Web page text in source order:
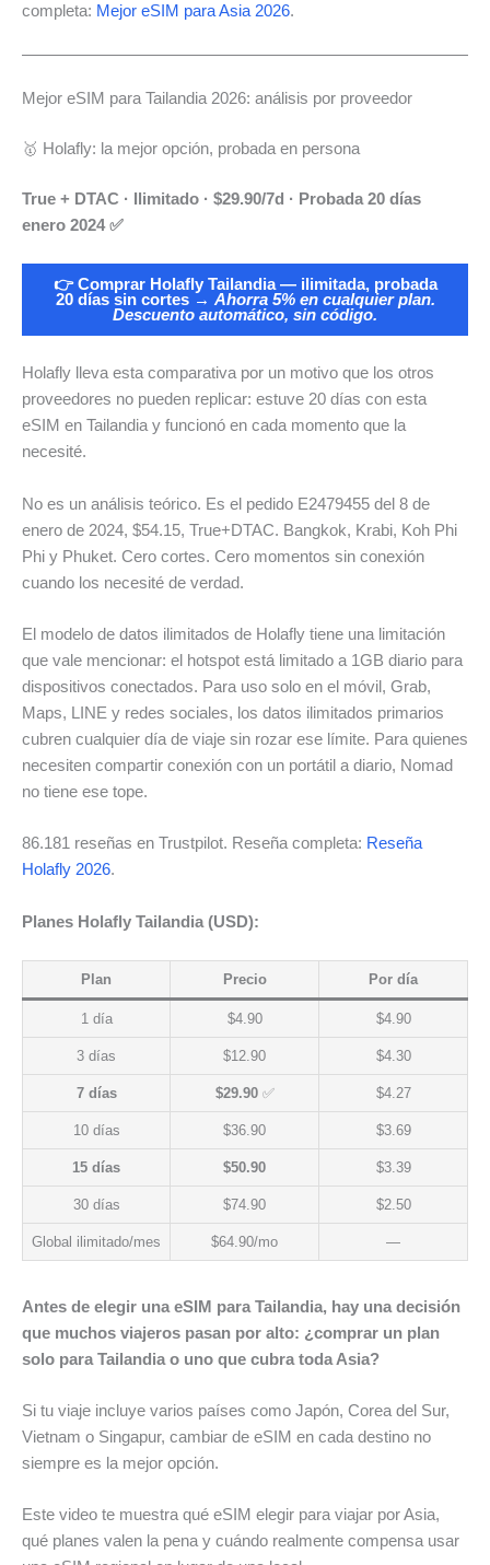
completa: Mejor eSIM para Asia 2026.
Mejor eSIM para Tailandia 2026: análisis por proveedor
🥇 Holafly: la mejor opción, probada en persona
True + DTAC · Ilimitado · $29.90/7d · Probada 20 días
enero 2024 ✅
👉 Comprar Holafly Tailandia — ilimitada, probada
20 días sin cortes → Ahorra 5% en cualquier plan.
Descuento automático, sin código.
Holafly lleva esta comparativa por un motivo que los otros
proveedores no pueden replicar: estuve 20 días con esta
eSIM en Tailandia y funcionó en cada momento que la
necesité.
No es un análisis teórico. Es el pedido E2479455 del 8 de
enero de 2024, $54.15, True+DTAC. Bangkok, Krabi, Koh Phi
Phi y Phuket. Cero cortes. Cero momentos sin conexión
cuando los necesité de verdad.
El modelo de datos ilimitados de Holafly tiene una limitación
que vale mencionar: el hotspot está limitado a 1GB diario para
dispositivos conectados. Para uso solo en el móvil, Grab,
Maps, LINE y redes sociales, los datos ilimitados primarios
cubren cualquier día de viaje sin rozar ese límite. Para quienes
necesiten compartir conexión con un portátil a diario, Nomad
no tiene ese tope.
86.181 reseñas en Trustpilot. Reseña completa: Reseña
Holafly 2026.
Planes Holafly Tailandia (USD):
Plan Precio Por día
1 día $4.90 $4.90
3 días $12.90 $4.30
7 días $29.90✅ $4.27
10 días $36.90 $3.69
15 días $50.90 $3.39
30 días $74.90 $2.50
Global ilimitado/mes $64.90/mo —
Antes de elegir una eSIM para Tailandia, hay una decisión
que muchos viajeros pasan por alto: ¿comprar un plan
solo para Tailandia o uno que cubra toda Asia?
Si tu viaje incluye varios países como Japón, Corea del Sur,
Vietnam o Singapur, cambiar de eSIM en cada destino no
siempre es la mejor opción.
Este video te muestra qué eSIM elegir para viajar por Asia,
qué planes valen la pena y cuándo realmente compensa usar